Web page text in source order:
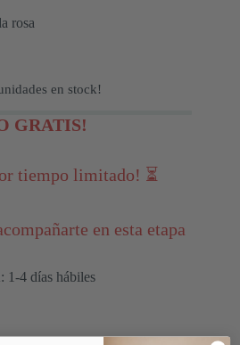
rosa
en stock!
GRATIS!
tiempo limitado! ⏳
en esta etapa
4 días hábiles